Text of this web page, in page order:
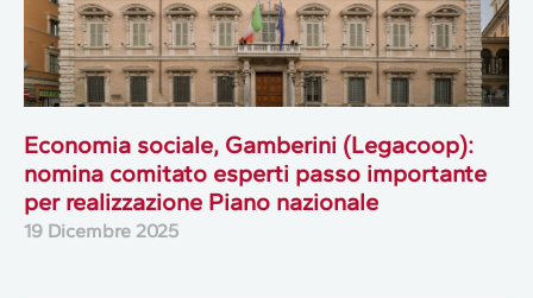
Economia sociale, Gamberini (Legacoop):
nomina comitato esperti passo importante
per realizzazione Piano nazionale
19 Dicembre 2025